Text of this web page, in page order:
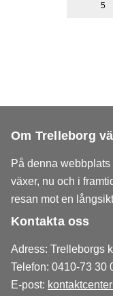
5
Om Trelleborg
På denna
växer, nu och i
resan mot en
Kontakta oss
Adress: Trelleborgs
Telefon: 0410-73 30
E-post: